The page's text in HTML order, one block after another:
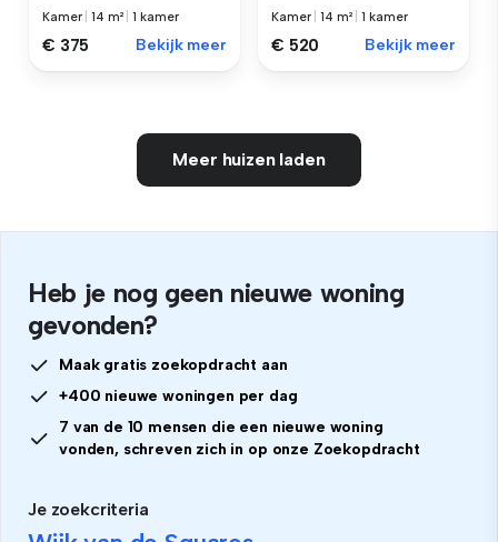
Kamer |14 m² |1 kamer
€ 375 Bekijk meer
Kamer |14 m² |1 kamer
€ 520 Bekijk meer
Meer huizen laden
Heb je nog geen nieuwe woning
gevonden?
Maak gratis zoekopdracht aan
+400 nieuwe woningen per dag
7 van de 10 mensen die een nieuwe woning
vonden, schreven zich in op onze Zoekopdracht
Je zoekcriteria